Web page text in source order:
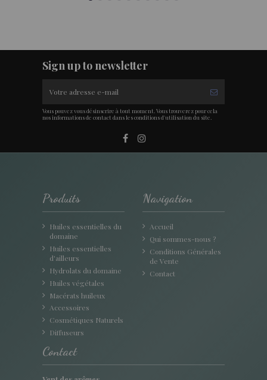
Sign up to newsletter
Vous pouvez vous désinscrire à tout moment. Vous trouverez pour cela
nos informations de contact dans les conditions d'utilisation du site.
Produits
Huiles essentielles du
domaine
Huiles essentielles
d'ailleurs
Hydrolats du domaine
Huiles végétales
Macérats huileux
Accessoires
Cosmétiques Naturels
Diffuseurs
Navigation
Accueil
Qui sommes-nous ?
Conditions Générales
de Vente
Contact
Contact